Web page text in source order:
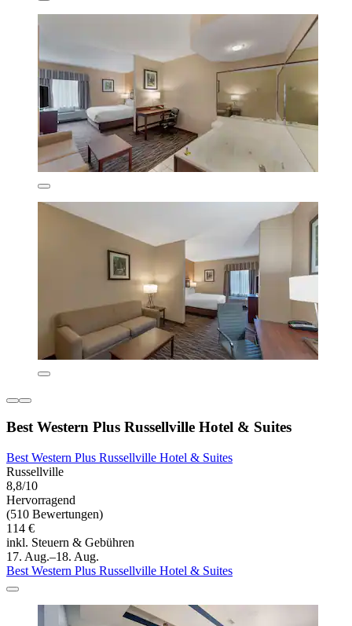
Best Western Plus Russellville Hotel & Suites
Best Western Plus Russellville Hotel & Suites
Russellville
8,8/10
Hervorragend
(510 Bewertungen)
114 €
inkl. Steuern & Gebühren
17. Aug.–18. Aug.
Best Western Plus Russellville Hotel & Suites